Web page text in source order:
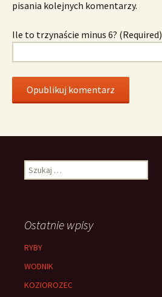
pisania kolejnych komentarzy.
Ile to trzynaście minus 6? (Required)
Szukaj:
Ostatnie wpisy
RYBY
WODNIK
KOZIOROZEC